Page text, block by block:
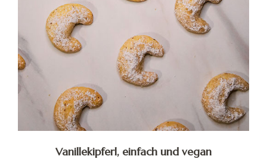
Vanillekipferl, einfach und vegan